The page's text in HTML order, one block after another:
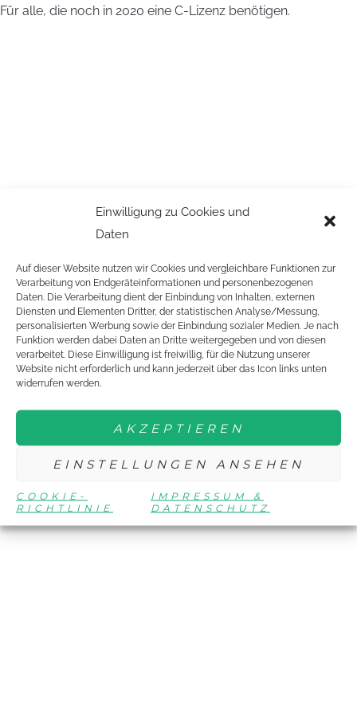
Einwilligung zu Cookies und
Daten
Auf dieser Website nutzen wir Cookies und vergleichbare Funktionen zur
Verarbeitung von Endgeräteinformationen und personenbezogenen
Daten. Die Verarbeitung dient der Einbindung von Inhalten, externen
Diensten und Elementen Dritter, der statistischen Analyse/Messung,
personalisierten Werbung sowie der Einbindung sozialer Medien. Je nach
Funktion werden dabei Daten an Dritte weitergegeben und von diesen
verarbeitet. Diese Einwilligung ist freiwillig, für die Nutzung unserer
Website nicht erforderlich und kann jederzeit über das Icon links unten
widerrufen werden.
AKZEPTIEREN
EINSTELLUNGEN ANSEHEN
COOKIE-
RICHTLINIE
IMPRESSUM &
DATENSCHUTZ
Für alle, die noch in 2020 eine C-Lizenz benötigen.